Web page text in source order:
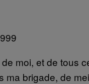
moi, et de tous
ma brigade, de